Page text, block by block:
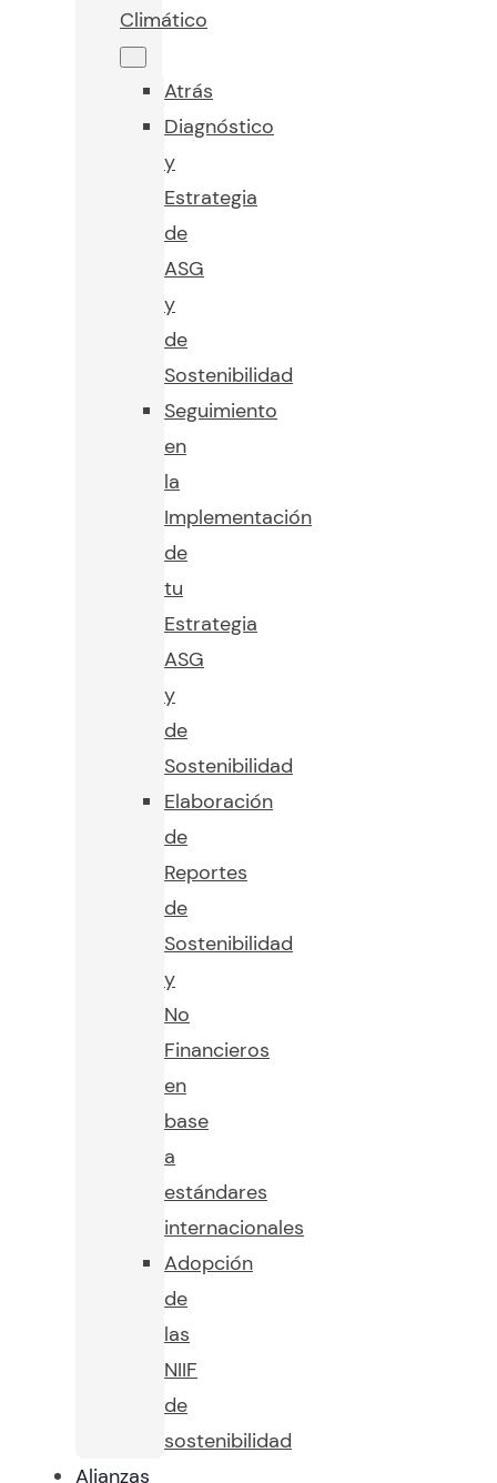
Climático
Atrás
Diagnóstico
y
Estrategia
de
ASG
y
de
Sostenibilidad
Seguimiento
en
la
Implementación
de
tu
Estrategia
ASG
y
de
Sostenibilidad
Elaboración
de
Reportes
de
Sostenibilidad
y
No
Financieros
en
base
a
estándares
internacionales
Adopción
de
las
NIIF
de
sostenibilidad
Alianzas